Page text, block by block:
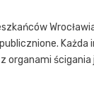
z organami